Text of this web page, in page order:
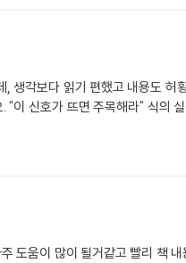
생각보다 읽기 편했고 내용도
이 신호가 뜨면 주목해라" 식의
도움이 많이 될거같고 빨리 책